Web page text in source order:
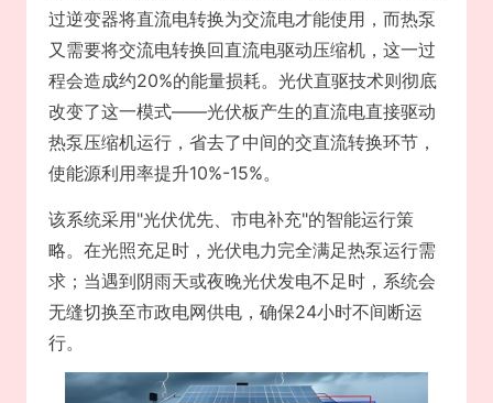
过逆变器将直流电转换为交流电才能使用，而热泵
又需要将交流电转换回直流电驱动压缩机，这一过
程会造成约20%的能量损耗。光伏直驱技术则彻底
改变了这一模式——光伏板产生的直流电直接驱动
热泵压缩机运行，省去了中间的交直流转换环节，
使能源利用率提升10%-15%。
该系统采用"光伏优先、市电补充"的智能运行策
略。在光照充足时，光伏电力完全满足热泵运行需
求；当遇到阴雨天或夜晚光伏发电不足时，系统会
无缝切换至市政电网供电，确保24小时不间断运
行。